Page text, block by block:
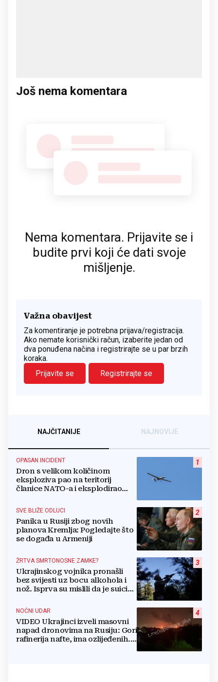
Još nema komentara
Nema komentara. Prijavite se i
budite prvi koji će dati svoje
mišljenje.
Važna obavijest
Za komentiranje je potrebna prijava/registracija.
Ako nemate korisnički račun, izaberite jedan od
dva ponuđena načina i registrirajte se u par brzih
koraka.
Prijavite se
Registrirajte se
NAJČITANIJE NAJNOVIJE
1
OPASAN INCIDENT
Dron s velikom količinom
eksploziva pao na teritorij
članice NATO-a i eksplodirao
2
SVE BLIŽE ODLUCI
Panika u Rusiji zbog novih
planova Kremlja: Pogledajte što
se događa u Armeniji
3
ŽRTVA SMRTONOSNE ZAMKE?
Ukrajinskog vojnika pronašli
bez svijesti uz bocu alkohola i
nož. Isprva su mislili da je suicid,
4
NOĆNI UDAR
VIDEO Ukrajinci izveli masovni
napad dronovima na Rusiju: Gori
rafinerija nafte, ima ozlijeđenih.